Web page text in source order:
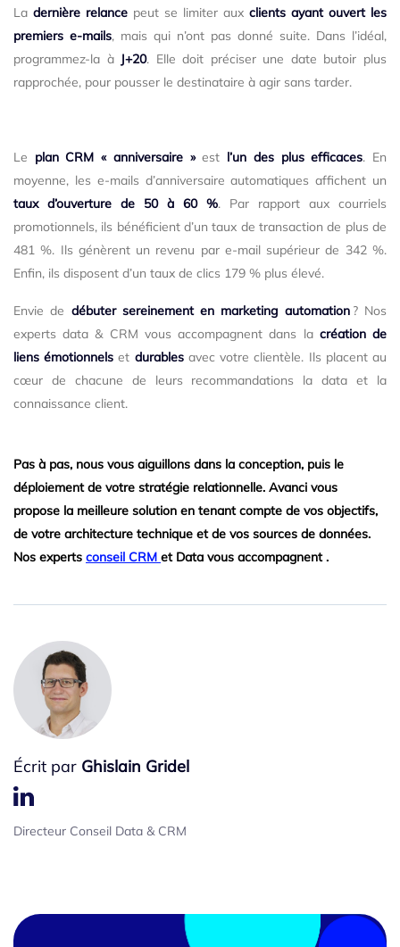
La dernière relance peut se limiter aux clients ayant ouvert les
premiers e-mails, mais qui n’ont pas donné suite. Dans l’idéal,
programmez-la à J+20. Elle doit préciser une date butoir plus
rapprochée, pour pousser le destinataire à agir sans tarder.
Le plan CRM « anniversaire »est l’un des plus efficaces. En
moyenne, les e-mails d’anniversaire automatiques affichent un
taux d’ouverture de 50 à 60 %. Par rapport aux courriels
promotionnels, ils bénéficient d’un taux de transaction de plus de
481 %. Ils génèrent un revenu par e-mail supérieur de 342 %.
Enfin, ils disposent d’un taux de clics 179 % plus élevé.
Envie de débuter sereinement en marketing automation? Nos
experts data & CRM vous accompagnent dans la création de
liens émotionnelset durablesavec votre clientèle. Ils placent au
cœur de chacune de leurs recommandations la data et la
connaissance client.
Pas à pas, nous vous aiguillons dans la conception, puis le
déploiement de votre stratégie relationnelle. Avanci vous
propose la meilleure solution en tenant compte de vos objectifs,
de votre architecture technique et de vos sources de données.
Nos experts conseil CRM et Data vous accompagnent .
Écrit par Ghislain Gridel
Directeur Conseil Data & CRM